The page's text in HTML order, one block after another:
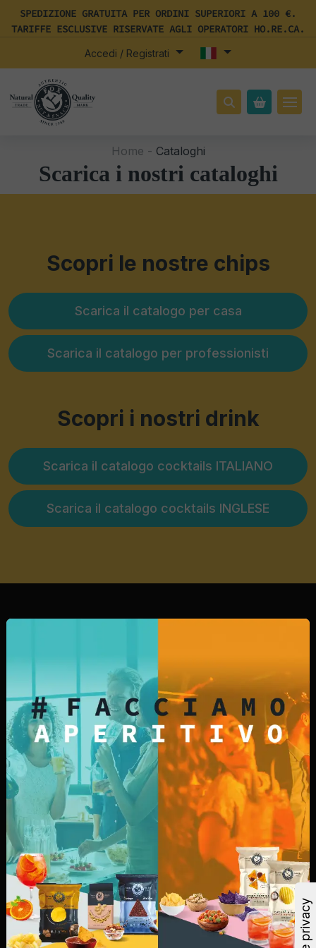
SPEDIZIONE GRATUITA PER ORDINI SUPERIORI A 100 €.
TARIFFE ESCLUSIVE RISERVATE AGLI OPERATORI HO.RE.CA.
Accedi / Registrati
Home - Cataloghi
Scarica i nostri cataloghi
Scopri le nostre chips
Scarica il catalogo per casa
Scarica il catalogo per professionisti
Scopri i nostri drink
Scarica il catalogo cocktails ITALIANO
Scarica il catalogo cocktails INGLESE
Da oltre 25 anni produciamo i nostri snack con
ingredienti semplici come mais, arachidi, riso,
patate e olio vegetale. Ecco perché gli snack Fox
Italia hanno un gusto migliore e un'alta qualità, in
Italia e in tutto il mondo.
Explore
Home
Prodotti